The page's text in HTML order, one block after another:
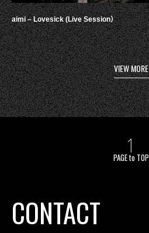
aimi – Lovesick (Live Session）
VIEW MORE
PAGE to TOP
CONTACT